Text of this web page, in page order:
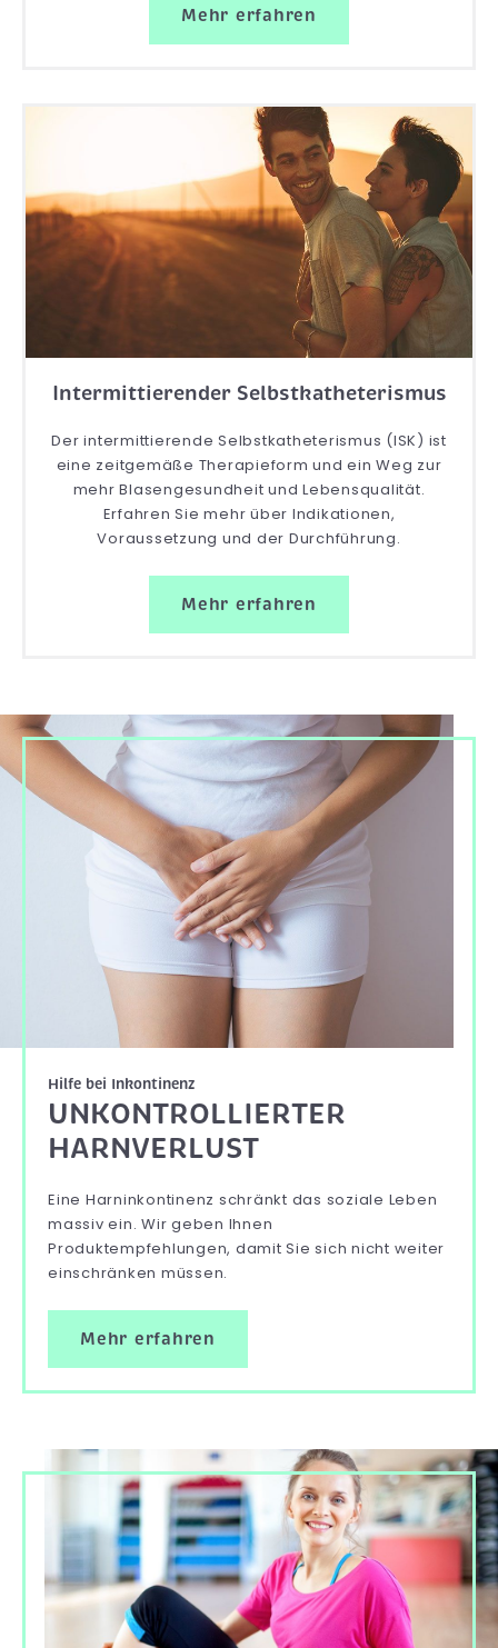
Mehr erfahren
Intermittierender Selbstkatheterismus
Der intermittierende Selbstkatheterismus (ISK) ist
eine zeitgemäße Therapieform und ein Weg zur
mehr Blasengesundheit und Lebensqualität.
Erfahren Sie mehr über Indikationen,
Voraussetzung und der Durchführung.
Mehr erfahren
Hilfe bei Inkontinenz
UNKONTROLLIERTER
HARNVERLUST
Eine Harninkontinenz schränkt das soziale Leben
massiv ein. Wir geben Ihnen
Produktempfehlungen, damit Sie sich nicht weiter
einschränken müssen.
Mehr erfahren